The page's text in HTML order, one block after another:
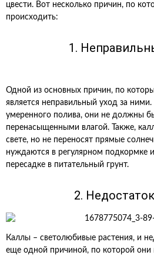
цвести. Вот несколько причин, по
происходить:
1.
Одной из основных причин, по
является неправильный уход за
умеренного полива, они не должны
перенасыщенными влагой. Также,
свете, но не переносят прямые
нуждаются в регулярном подкормке
пересадке в питательный грунт.
2.
Каллы – светолюбивые растения, и
еще одной причиной, по которой они